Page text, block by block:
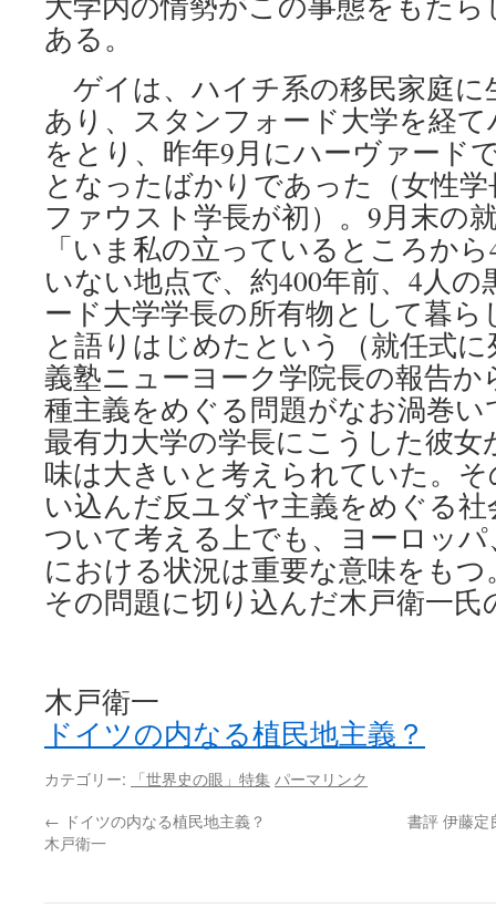
ある。
ゲイは、ハイチ系の移民家庭に
あり、スタンフォード大学を経
をとり、昨年9月にハーヴァード
となったばかりであった（女性学
ファウスト学長が初）。9月末の
「いま私の立っているところか
いない地点で、約400年前、4人
ード大学学長の所有物として暮
と語りはじめたという（就任式
義塾ニューヨーク学院長の報告か
種主義をめぐる問題がなお渦巻
最有力大学の学長にこうした彼
味は大きいと考えられていた。
い込んだ反ユダヤ主義をめぐる
ついて考える上でも、ヨーロッ
における状況は重要な意味をも
その問題に切り込んだ木戸衛一
木戸衛一
ドイツの内なる植民地主義？
カテゴリー: 「世界史の眼」特集 パーマリンク
← ドイツの内なる植民地主義？
木戸衛一
書評 伊藤定